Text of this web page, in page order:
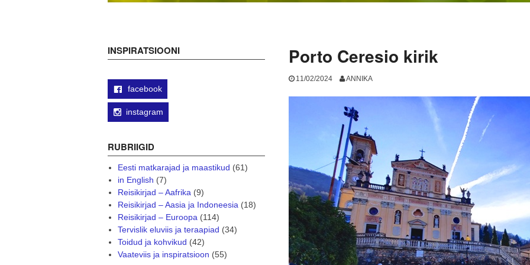
Porto Ceresio kirik
11/02/2024 ANNIKA
INSPIRATSIOONI
facebook
instagram
RUBRIIGID
Eesti matkarajad ja maastikud (61)
in English (7)
Reisikirjad – Aafrika(9)
Reisikirjad – Aasia ja Indoneesia(18)
Reisikirjad – Euroopa(114)
Tervislik eluviis ja teraapiad (34)
Toidud ja kohvikud (42)
Vaateviis ja inspiratsioon (55)